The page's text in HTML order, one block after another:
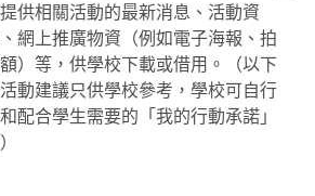
供相關活動的最新消息、活動資
網上推廣物資（例如電子海報、拍
）等，供學校下載或借用。（以下
動建議只供學校參考，學校可自行
配合學生需要的「我的行動承諾」